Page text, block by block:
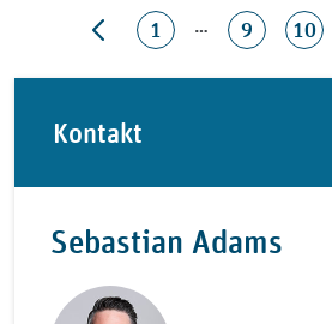
1 … 9 10
Kontakt
Sebastian Adams